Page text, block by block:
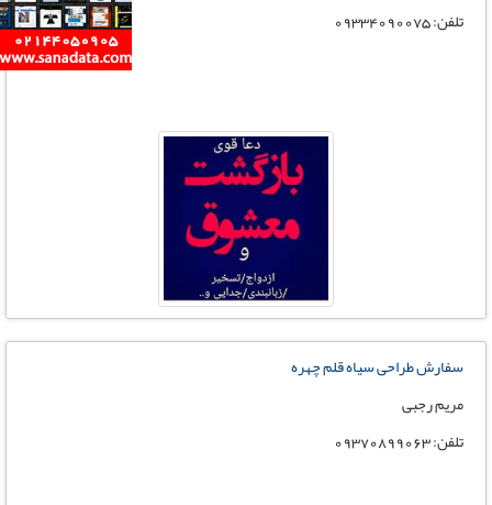
تلفن: 09334090075
سفارش طراحی سیاه قلم چهره
مریم رجبی
تلفن: 09370899063